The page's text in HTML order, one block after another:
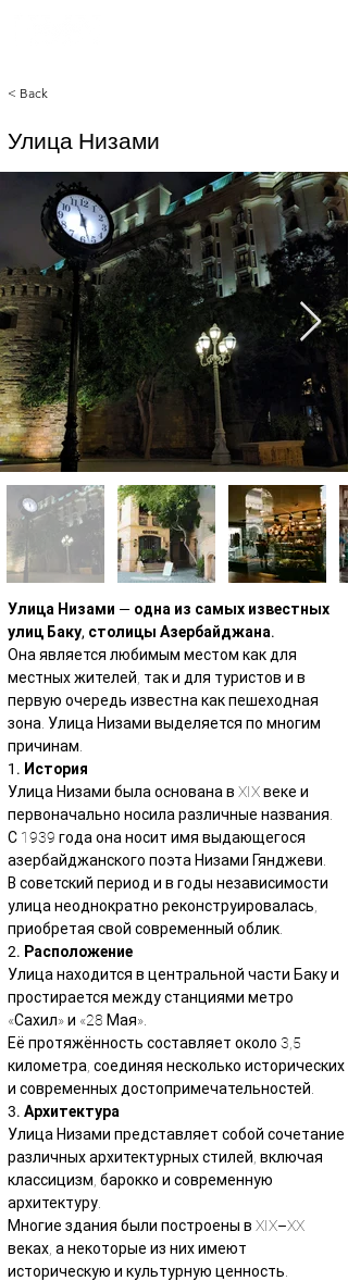
< Back
Улица Низами
Улица Низами — одна из самых известных
улиц Баку, столицы Азербайджана.
Она является любимым местом как для
местных жителей, так и для туристов и в
первую очередь известна как пешеходная
зона. Улица Низами выделяется по многим
причинам.
1. История
Улица Низами была основана в XIX веке и
первоначально носила различные названия.
С 1939 года она носит имя выдающегося
азербайджанского поэта Низами Гянджеви.
В советский период и в годы независимости
улица неоднократно реконструировалась,
приобретая свой современный облик.
2. Расположение
Улица находится в центральной части Баку и
простирается между станциями метро
«Сахил» и «28 Мая».
Её протяжённость составляет около 3,5
километра, соединяя несколько исторических
и современных достопримечательностей.
3. Архитектура
Улица Низами представляет собой сочетание
различных архитектурных стилей, включая
классицизм, барокко и современную
архитектуру.
Многие здания были построены в XIX–XX
веках, а некоторые из них имеют
историческую и культурную ценность.